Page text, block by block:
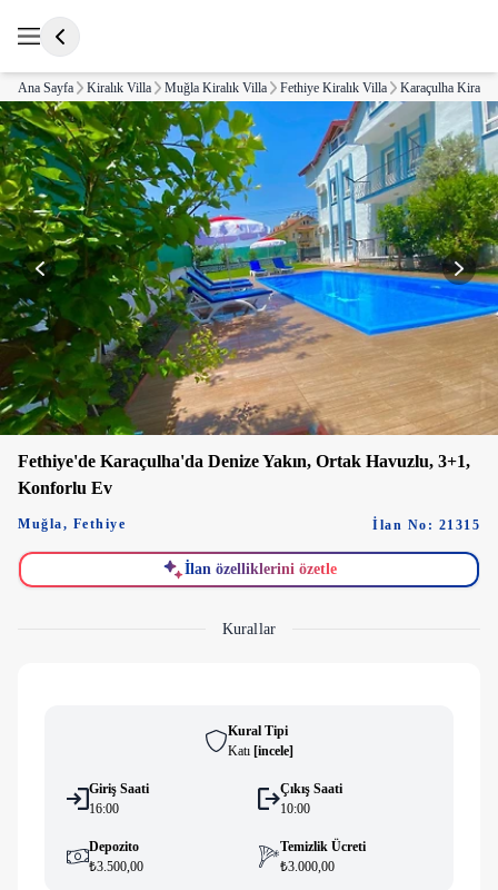
Ana Sayfa Kiralık Villa Muğla Kiralık Villa Fethiye Kiralık Villa Karaçulha Kiralık
Fethiye'de Karaçulha'da Denize Yakın, Ortak Havuzlu, 3+1,
Konforlu Ev
Muğla, Fethiye İlan No: 21315
İlan özelliklerini özetle
Kurallar
Kural Tipi
Katı [i̇ncele]
Giriş Saati
16:00
Çıkış Saati
10:00
Depozito
₺3.500,00
Temizlik Ücreti
₺3.000,00